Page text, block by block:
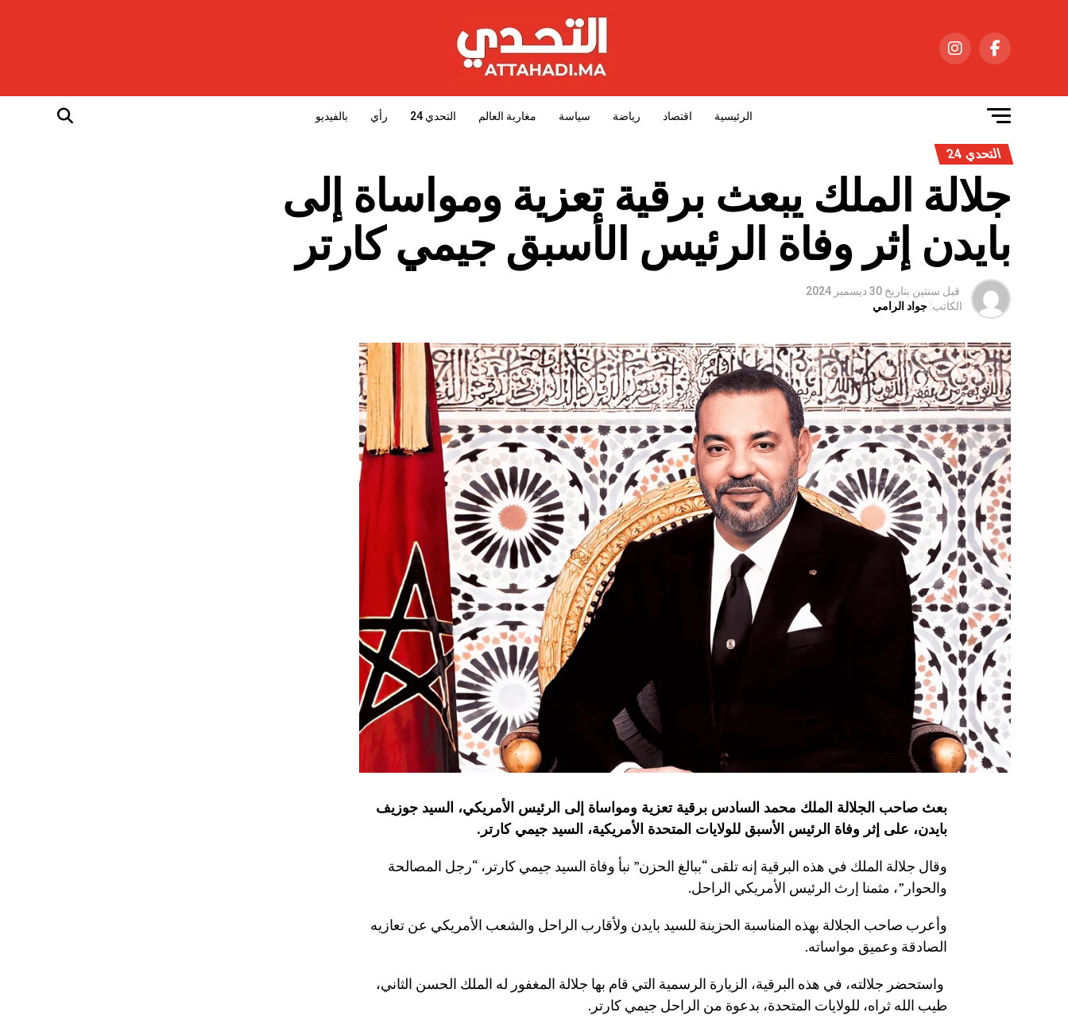
الرئيسية اقتصاد رياضة سياسة مغاربة العالم التحدي 24 رأي بالفيديو
التحدي 24
جلالة الملك يبعث برقية تعزية ومواساة إلى
بايدن إثر وفاة الرئيس الأسبق جيمي كارتر
قبل سنتين بتاريخ 30 ديسمبر 2024
الكاتب: جواد الرامي
بعث صاحب الجلالة الملك محمد السادس برقية تعزية ومواساة إلى الرئيس الأمريكي، السيد جوزيف
بايدن، على إثر وفاة الرئيس الأسبق للولايات المتحدة الأمريكية، السيد جيمي كارتر .
وقال جلالة الملك في هذه البرقية إنه تلقى “ببالغ الحزن” نبأ وفاة السيد جيمي كارتر، “رجل المصالحة
والحوار”، مثمنا إرث الرئيس الأمريكي الراحل.
وأعرب صاحب الجلالة بهذه المناسبة الحزينة للسيد بايدن ولأقارب الراحل والشعب الأمريكي عن تعازيه
الصادقة وعميق مواساته.
واستحضر جلالته، في هذه البرقية، الزيارة الرسمية التي قام بها جلالة المغفور له الملك الحسن الثاني،
طيب الله ثراه، للولايات المتحدة، بدعوة من الراحل جيمي كارتر.